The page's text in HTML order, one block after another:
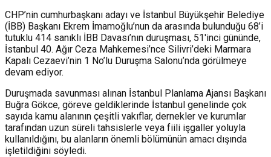
CHP’nin cumhurbaşkanı adayı ve İstanbul Büyükşehir Belediye
(İBB) Başkanı Ekrem İmamoğlu’nun da arasında bulunduğu 68’i
tutuklu 414 sanıklı İBB Davası’nın duruşması, 51'inci gününde,
İstanbul 40. Ağır Ceza Mahkemesi’nce Silivri’deki Marmara
Kapalı Cezaevi’nin 1 No’lu Duruşma Salonu’nda görülmeye
devam ediyor.
Duruşmada savunması alınan İstanbul Planlama Ajansı Başkanı
Buğra Gökce, göreve geldiklerinde İstanbul genelinde çok
sayıda kamu alanının çeşitli vakıflar, dernekler ve kurumlar
tarafından uzun süreli tahsislerle veya fiili işgaller yoluyla
kullanıldığını, bu alanların önemli bölümünün amacı dışında
işletildiğini söyledi.